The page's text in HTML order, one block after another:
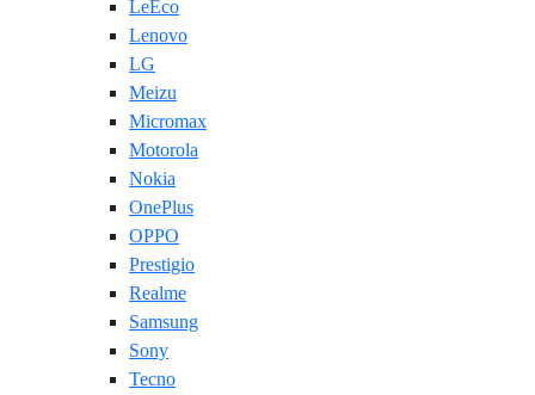
LeEco
Lenovo
LG
Meizu
Micromax
Motorola
Nokia
OnePlus
OPPO
Prestigio
Realme
Samsung
Sony
Tecno